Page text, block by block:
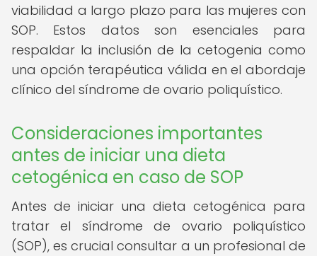
viabilidad a largo plazo para las mujeres con
SOP. Estos datos son esenciales para
respaldar la inclusión de la cetogenia como
una opción terapéutica válida en el abordaje
clínico del síndrome de ovario poliquístico.
Consideraciones importantes
antes de iniciar una dieta
cetogénica en caso de SOP
Antes de iniciar una dieta cetogénica para
tratar el síndrome de ovario poliquístico
(SOP), es crucial consultar a un profesional de